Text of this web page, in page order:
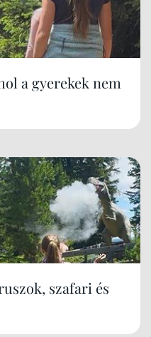
a gyerekek nem
szafari és